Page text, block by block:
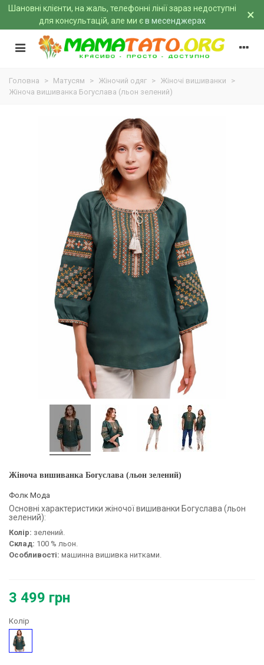
Шановні клієнти, на жаль, телефонні лінії зараз недоступні
для консультацій, але ми єв месенджерах ×
Головна > Матусям > Жіночий одяг > Жіночі вишиванки
>
Жіноча вишиванка Богуслава (льон зелений)
Жіноча вишиванка Богуслава (льон зелений)
Фолк Мода
Основні характеристики жіночої вишиванки Богуслава (льон
зелений):
Колір: зелений.
Склад: 100 % льон.
Особливості: машинна вишивка нитками.
3 499 грн
Колір
Зелений